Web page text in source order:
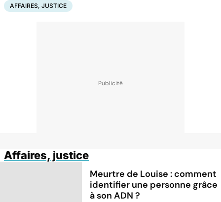
AFFAIRES, JUSTICE
Affaires, justice
Meurtre de Louise : comment
identifier une personne grâce
à son ADN ?